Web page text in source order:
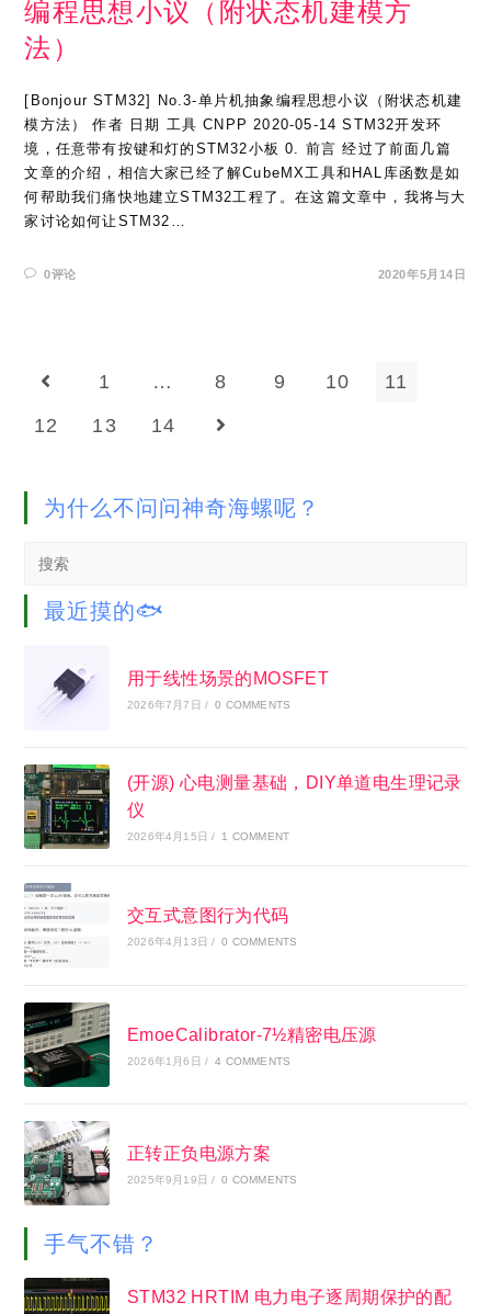
编程思想小议（附状态机建模方
法）
[Bonjour STM32] No.3-单片机抽象编程思想小议（附状态机建
模方法） 作者 日期 工具 CNPP 2020-05-14 STM32开发环
境，任意带有按键和灯的STM32小板 0. 前言 经过了前面几篇
文章的介绍，相信大家已经了解CubeMX工具和HAL库函数是如
何帮助我们痛快地建立STM32工程了。在这篇文章中，我将与大
家讨论如何让STM32…
0评论 2020年5月14日
Go to the previous page
1 … 8 9 10
11
12
13 14 Go to the next page
为什么不问问神奇海螺呢？
Search
website
最近摸的🐟
用于线性场景的MOSFET
2026年7月7日 / 0 COMMENTS
(开源) 心电测量基础，DIY单道电生理记录
仪
2026年4月15日 / 1 COMMENT
交互式意图行为代码
2026年4月13日 / 0 COMMENTS
EmoeCalibrator-7½精密电压源
2026年1月6日 / 4 COMMENTS
正转正负电源方案
2025年9月19日 / 0 COMMENTS
手气不错？
STM32 HRTIM 电力电子逐周期保护的配